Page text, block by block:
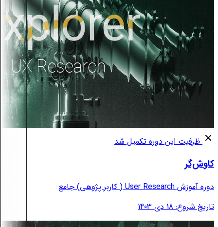
ظرفیت این دوره تکمیل شد
کاوش‌گر
دوره آموزش User Research ( کاربر پژوهی) جامع
تاریخ شروع: 18 دی 1403